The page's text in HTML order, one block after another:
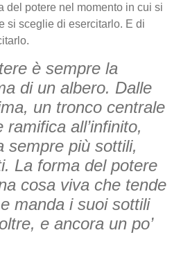
del potere nel momento in cui si
si sceglie di esercitarlo. E di
è sempre la
di un albero. Dalle
un tronco centrale
all’infinito,
sempre più sottili,
La forma del potere
cosa viva che tende
manda i suoi sottili
e ancora un po’